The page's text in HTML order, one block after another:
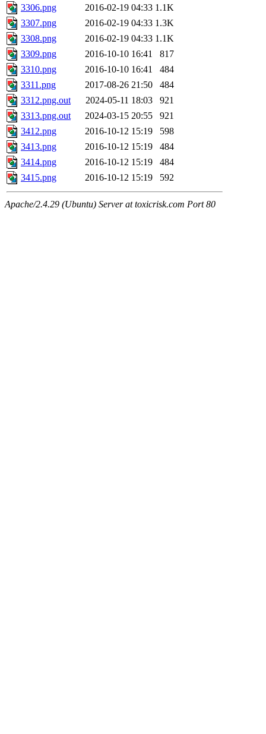
3306.png
2016-02-19 04:33 1.1K
3307.png
2016-02-19 04:33 1.3K
3308.png
2016-02-19 04:33 1.1K
3309.png
2016-10-10 16:41
817
3310.png
2016-10-10 16:41
484
3311.png
2017-08-26 21:50
484
3312.png.out
2024-05-11 18:03
921
3313.png.out
2024-03-15 20:55
921
3412.png
2016-10-12 15:19
598
3413.png
2016-10-12 15:19
484
3414.png
2016-10-12 15:19
484
3415.png
2016-10-12 15:19 592
Apache/2.4.29 (Ubuntu) Server at toxicrisk.com Port 80